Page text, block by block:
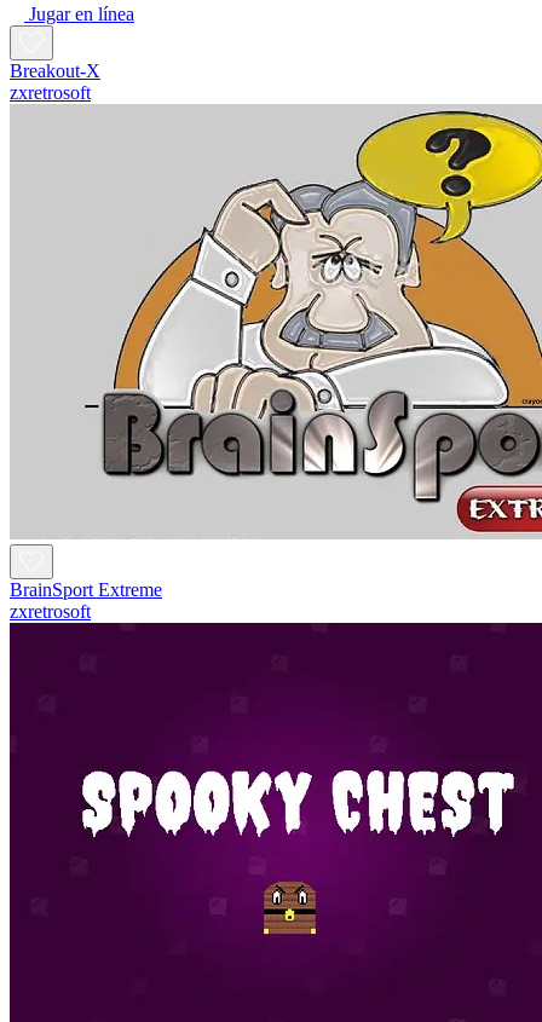
Jugar en línea
Breakout-X
zxretrosoft
BrainSport Extreme
zxretrosoft